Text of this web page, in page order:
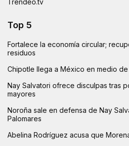
Top 5
Fortalece la economía circular;
residuos
Chipotle llega a México en medio de
Nay Salvatori ofrece disculpas tras
mayores
Noroña sale en defensa de Nay
Palomares
Abelina Rodríguez acusa que